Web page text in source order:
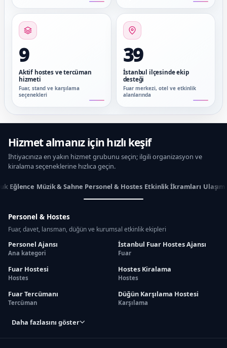
9
Aktif hostes ve tercüman
hizmeti
Fuar, stand ve karşılama
seçenekleri
39
İstanbul ilçesinde ekip
desteği
Fuar merkezi, otel ve etkinlik
alanlarında
Hizmet almanız için hızlı keşif
İhtiyacınıza en yakın hizmet grubunu seçin; ilgili organizasyon ve
kiralama seçeneklerine hızlıca geçin.
Eğlence Müzik & Sahne Personel & Hostes Etkinlik İkramları
Personel & Hostes
Fuar, davet, lansman, düğün ve kurumsal etkinlik ekipleri
Personel Ajansı
Ana kategori
İstanbul Fuar Hostes Ajansı
Fuar
Fuar Hostesi
Hostes
Hostes Kiralama
Hostes
Fuar Tercümanı
Tercüman
Düğün Karşılama Hostesi
Karşılama
Daha fazlasını göster